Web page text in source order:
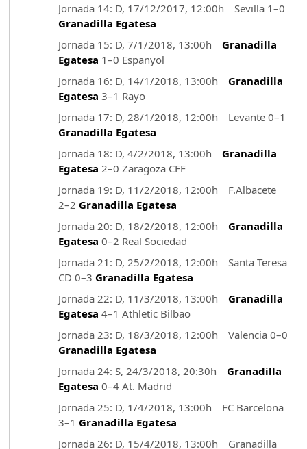
Jornada 14: D, 17/12/2017, 12:00h Sevilla 1–0
Granadilla Egatesa
Jornada 15: D, 7/1/2018, 13:00h Granadilla
Egatesa 1–0 Espanyol
Jornada 16: D, 14/1/2018, 13:00h Granadilla
Egatesa 3–1 Rayo
Jornada 17: D, 28/1/2018, 12:00h Levante 0–1
Granadilla Egatesa
Jornada 18: D, 4/2/2018, 13:00h Granadilla
Egatesa 2–0 Zaragoza CFF
Jornada 19: D, 11/2/2018, 12:00h F.Albacete
2–2 Granadilla Egatesa
Jornada 20: D, 18/2/2018, 12:00h Granadilla
Egatesa 0–2 Real Sociedad
Jornada 21: D, 25/2/2018, 12:00h Santa Teresa
CD 0–3 Granadilla Egatesa
Jornada 22: D, 11/3/2018, 13:00h Granadilla
Egatesa 4–1 Athletic Bilbao
Jornada 23: D, 18/3/2018, 12:00h Valencia 0–0
Granadilla Egatesa
Jornada 24: S, 24/3/2018, 20:30h Granadilla
Egatesa 0–4 At. Madrid
Jornada 25: D, 1/4/2018, 13:00h FC Barcelona
3–1 Granadilla Egatesa
Jornada 26: D, 15/4/2018, 13:00h Granadilla